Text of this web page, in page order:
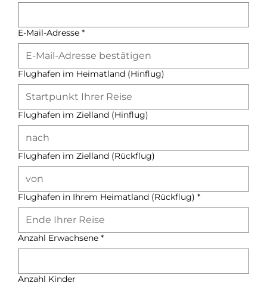
E-Mail-Adresse *
Flughafen im Heimatland (Hinflug)
Flughafen im Zielland (Hinflug)
Flughafen im Zielland (Rückflug)
Flughafen in Ihrem Heimatland (Rückflug) *
Anzahl Erwachsene *
Anzahl Kinder